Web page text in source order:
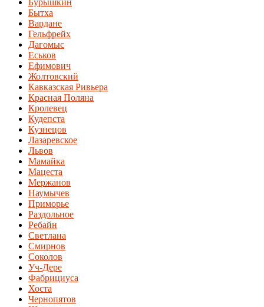
Бурышкин
Бытха
Вардане
Гельфрейх
Дагомыс
Еськов
Ефимович
Жолтовский
Кавказская Ривьера
Красная Поляна
Кролевец
Кудепста
Кузнецов
Лазаревское
Львов
Мамайка
Мацеста
Мержанов
Наумычев
Приморье
Раздольное
Ребайн
Светлана
Смирнов
Соколов
Уч-Дере
Фабрициуса
Хоста
Чернопятов